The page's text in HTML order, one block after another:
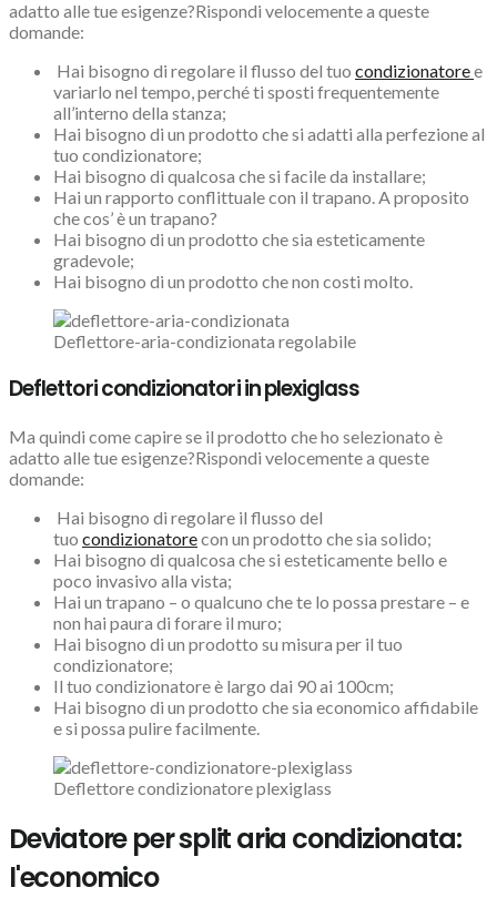
adatto alle tue esigenze?Rispondi velocemente a queste
domande:
Hai bisogno di regolare il flusso del tuo condizionatoree
variarlo nel tempo, perché ti sposti frequentemente
all’interno della stanza;
Hai bisogno di un prodotto che si adatti alla perfezione al
tuo condizionatore;
Hai bisogno di qualcosa che si facile da installare;
Hai un rapporto conflittuale con il trapano. A proposito
che cos’ è un trapano?
Hai bisogno di un prodotto che sia esteticamente
gradevole;
Hai bisogno di un prodotto che non costi molto.
Deflettore-aria-condizionata regolabile
Deflettori condizionatori in plexiglass
Ma quindi come capire se il prodotto che ho selezionato è
adatto alle tue esigenze?Rispondi velocemente a queste
domande:
Hai bisogno di regolare il flusso del
tuo condizionatorecon un prodotto che sia solido;
Hai bisogno di qualcosa che si esteticamente bello e
poco invasivo alla vista;
Hai un trapano – o qualcuno che te lo possa prestare – e
non hai paura di forare il muro;
Hai bisogno di un prodotto su misura per il tuo
condizionatore;
Il tuo condizionatore è largo dai 90 ai 100cm;
Hai bisogno di un prodotto che sia economico affidabile
e si possa pulire facilmente.
Deflettore condizionatore plexiglass
Deviatore per split aria condizionata:
l'economico